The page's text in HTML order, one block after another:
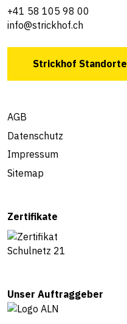
+41 58 105 98 00
info@strickhof.ch
Strickhof Standorte
AGB
Datenschutz
Impressum
Sitemap
Zertifikate
Unser Auftraggeber